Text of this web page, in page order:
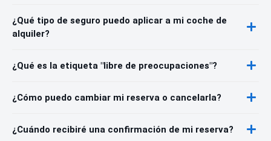
¿Qué tipo de seguro puedo aplicar a mi coche de
alquiler?
¿Qué es la etiqueta "libre de preocupaciones"?
¿Cómo puedo cambiar mi reserva o cancelarla?
¿Cuándo recibiré una confirmación de mi reserva?